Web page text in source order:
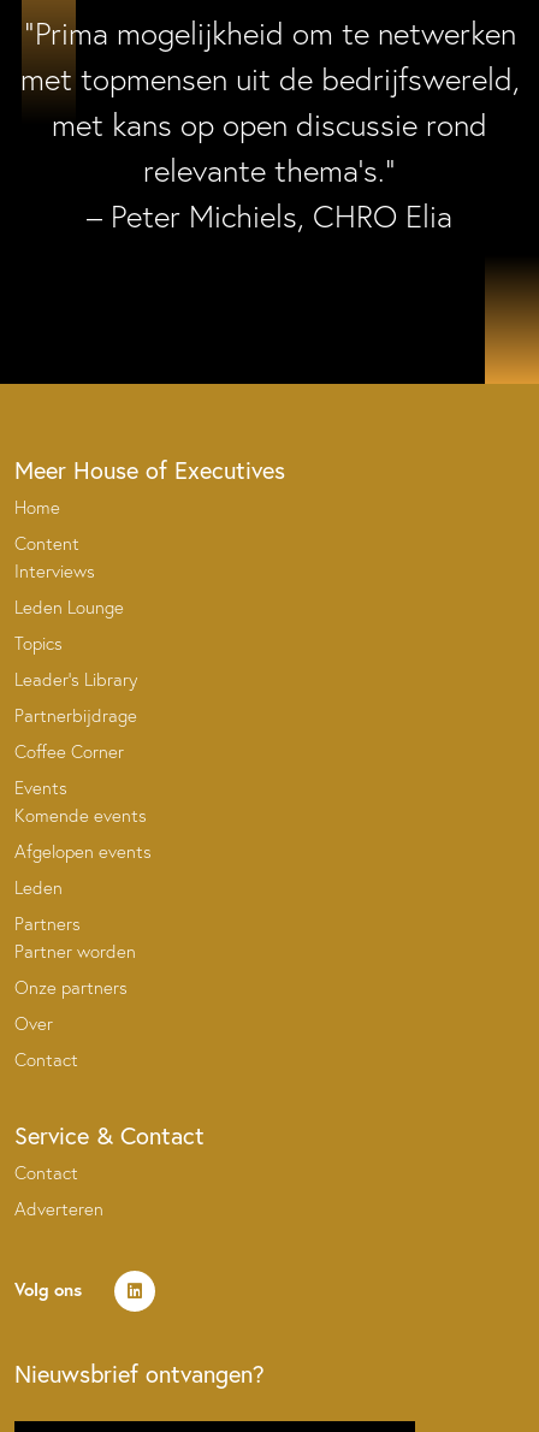
“Prima mogelijkheid om te netwerken
met topmensen uit de bedrijfswereld,
met kans op open discussie rond
relevante thema’s.”
– Peter Michiels, CHRO Elia
Meer House of Executives
Home
Content
Interviews
Leden Lounge
Topics
Leader’s Library
Partnerbijdrage
Coffee Corner
Events
Komende events
Afgelopen events
Leden
Partners
Partner worden
Onze partners
Over
Contact
Service & Contact
Contact
Adverteren
Volg ons
Nieuwsbrief ontvangen?